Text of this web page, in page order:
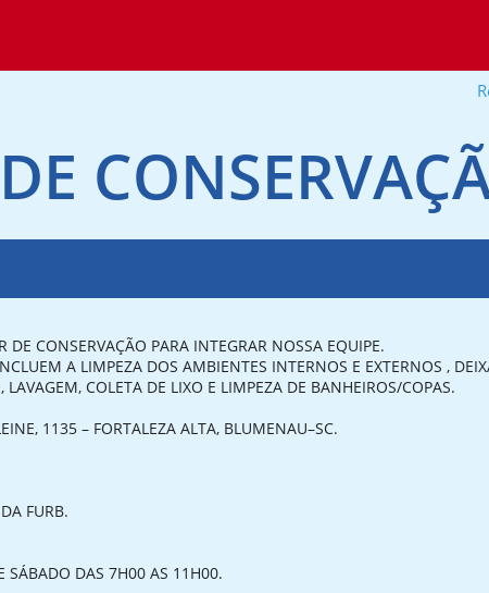
CONSERVAÇÃO PARA INTEGRAR NOSSA EQUIPE.
A LIMPEZA DOS AMBIENTES INTERNOS E EXTERNOS ,
COLETA DE LIXO E LIMPEZA DE BANHEIROS/COPAS.
1135 – FORTALEZA ALTA, BLUMENAU–SC.
FURB.
SÁBADO DAS 7H00 AS 11H00.